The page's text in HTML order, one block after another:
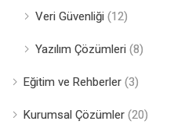
Veri Güvenliği (12)
Yazılım Çözümleri (8)
Eğitim ve Rehberler (3)
Kurumsal Çözümler (20)